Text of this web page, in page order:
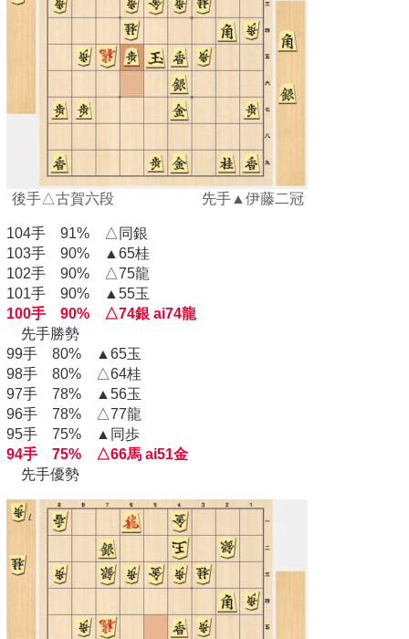
後手△古賀六段 先手▲伊藤二冠
104手 91% △同銀
103手 90% ▲65桂
102手 90% △75龍
101手 90% ▲55玉
100手 90% △74銀 ai74龍
先手勝勢
99手 80% ▲65玉
98手 80% △64桂
97手 78% ▲56玉
96手 78% △77龍
95手 75% ▲同歩
94手 75% △66馬 ai51金
先手優勢